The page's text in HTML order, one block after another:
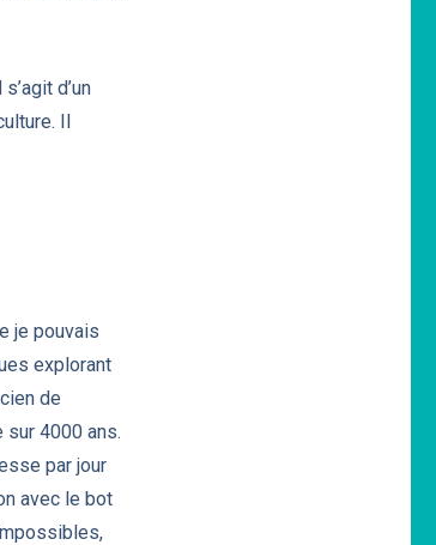
d’un
Il
je pouvais
explorant
de
sur 4000 ans.
par jour
avec le bot